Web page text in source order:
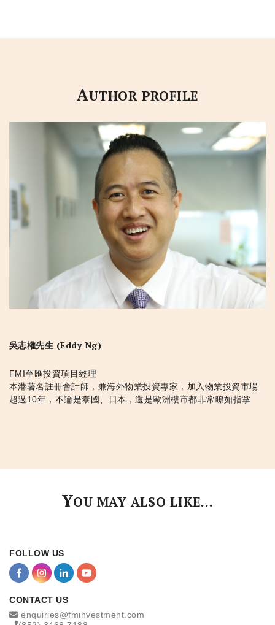
AUTHOR PROFILE
吳志權先生 (Eddy Ng)
FMI至匯投資項目經理
本港著名註冊會計師，兼海外物業投資專家，加入物業投資市場
超過10年，不論是泰國、日本，還是歐洲樓市都非常瞭如指掌
YOU MAY ALSO LIKE…
FOLLOW US
CONTACT US
enquiries@fminvestment.com